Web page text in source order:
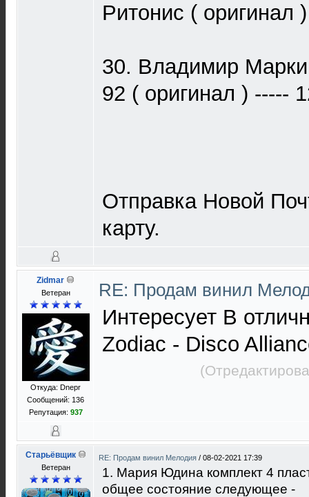
Ритонис ( оригинал
30. Владимир
92 ( оригинал ) -----
Отправка Новой
карту.
Zidmar
Ветеран
Откуда: Dnepr
Сообщений: 136
Репутация: 937
RE: Продам винил
Интересует В
Zodiac - Disco
Старьёвщик
Ветеран
RE: Продам винил Мелодия / 08-02-2021 17:39
1. Мария Юдина комплект 4
общее состояние следующее -